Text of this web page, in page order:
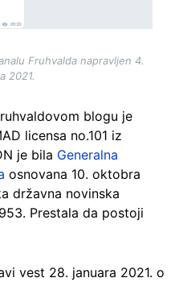
Fruhvalda napravljen 4.
2021.
blogu je
licensa no.101 iz
je bila Generalna
osnovana 10. oktobra
državna novinska
Prestala da postoji
vest 28. januara 2021. o